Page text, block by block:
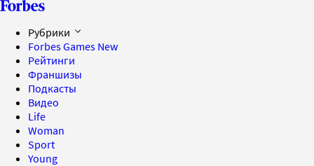
Рубрики
Forbes Games New
Рейтинги
Франшизы
Подкасты
Видео
Life
Woman
Sport
Young